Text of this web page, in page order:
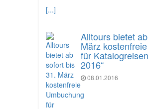
[...]
Alltours bietet
März
für
2016“
08.01.2016